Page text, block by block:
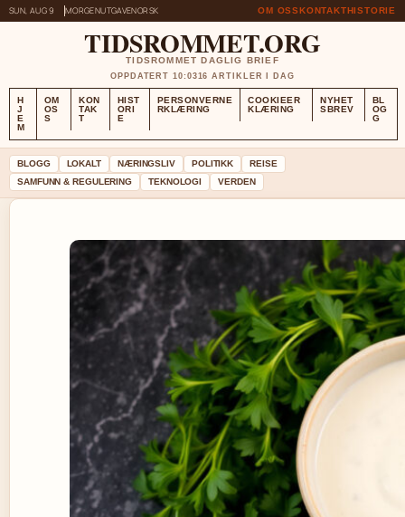
SUN, AUG 9 MORGENUTGAVENORSK OM OSSKONTAKTHISTORIE
TIDSROMMET.ORG
TIDSROMMET DAGLIG BRIEF
OPPDATERT 10:0316 ARTIKLER I DAG
H
J
E
M
OM
OS
S
KON
TAK
T
HIST
ORI
E
PERSONVERNE
RKLÆRING
COOKIEER
KLÆRING
NYHET
SBREV
BL
OG
G
BLOGG LOKALT NÆRINGSLIV POLITIKK
REISE
SAMFUNN & REGULERING
TEKNOLOGI VERDEN